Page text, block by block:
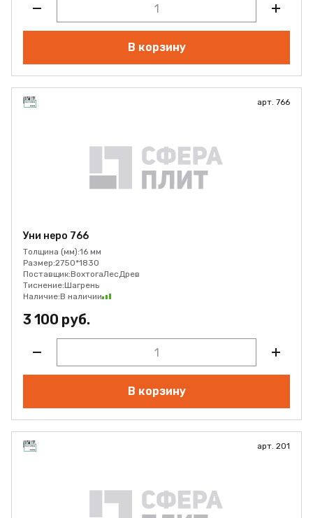
В корзину
арт. 766
Уни неро 766
Толщина (мм):16 мм
Размер:2750*1830
Поставщик:ВохтогаЛесДрев
Тиснение:Шагрень
Наличие:В наличии
3 100 руб.
В корзину
арт. 201